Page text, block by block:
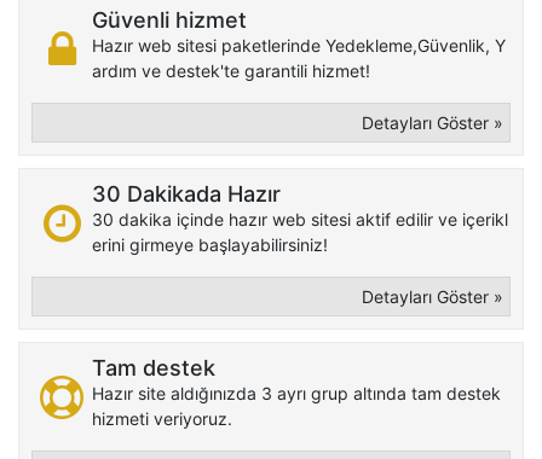
Güvenli hizmet
Hazır web sitesi paketlerinde Yedekleme,Güvenlik, Y
ardım ve destek'te garantili hizmet!
Detayları Göster »
30 Dakikada Hazır
30 dakika içinde hazır web sitesi aktif edilir ve içerikl
erini girmeye başlayabilirsiniz!
Detayları Göster »
Tam destek
Hazır site aldığınızda 3 ayrı grup altında tam destek
hizmeti veriyoruz.